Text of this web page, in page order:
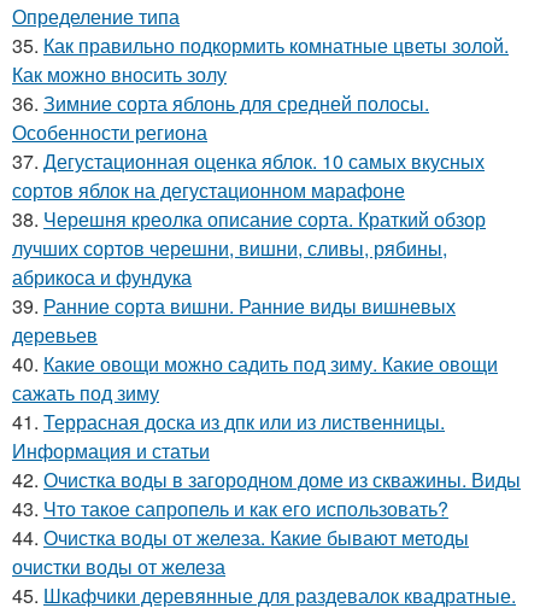
Определение типа
35. Как правильно подкормить комнатные цветы золой.
Как можно вносить золу
36. Зимние сорта яблонь для средней полосы.
Особенности региона
37. Дегустационная оценка яблок. 10 самых вкусных
сортов яблок на дегустационном марафоне
38. Черешня креолка описание сорта. Краткий обзор
лучших сортов черешни, вишни, сливы, рябины,
абрикоса и фундука
39. Ранние сорта вишни. Ранние виды вишневых
деревьев
40. Какие овощи можно садить под зиму. Какие овощи
сажать под зиму
41. Террасная доска из дпк или из лиственницы.
Информация и статьи
42. Очистка воды в загородном доме из скважины. Виды
43. Что такое сапропель и как его использовать?
44. Очистка воды от железа. Какие бывают методы
очистки воды от железа
45. Шкафчики деревянные для раздевалок квадратные.